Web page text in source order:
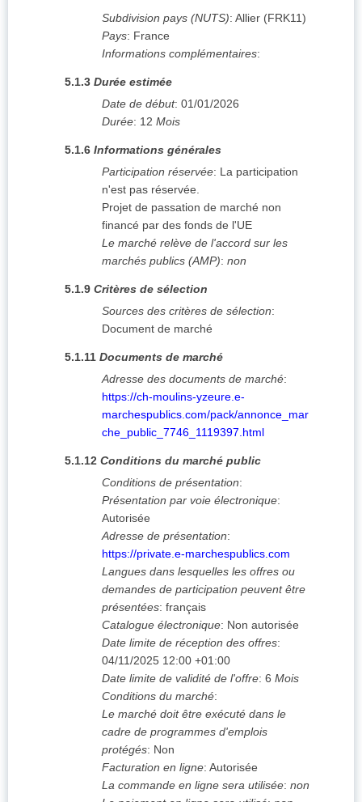
Subdivision pays (NUTS): Allier (FRK11)
Pays: France
Informations complémentaires:
5.1.3 Durée estimée
Date de début: 01/01/2026
Durée: 12 Mois
5.1.6 Informations générales
Participation réservée: La participation
n'est pas réservée.
Projet de passation de marché non
financé par des fonds de l'UE
Le marché relève de l'accord sur les
marchés publics (AMP): non
5.1.9 Critères de sélection
Sources des critères de sélection:
Document de marché
5.1.11 Documents de marché
Adresse des documents de marché:
https://ch-moulins-yzeure.e-
marchespublics.com/pack/annonce_mar
che_public_7746_1119397.html
5.1.12 Conditions du marché public
Conditions de présentation:
Présentation par voie électronique:
Autorisée
Adresse de présentation:
https://private.e-marchespublics.com
Langues dans lesquelles les offres ou
demandes de participation peuvent être
présentées: français
Catalogue électronique: Non autorisée
Date limite de réception des offres:
04/11/2025 12:00 +01:00
Date limite de validité de l'offre: 6 Mois
Conditions du marché:
Le marché doit être exécuté dans le
cadre de programmes d'emplois
protégés: Non
Facturation en ligne: Autorisée
La commande en ligne sera utilisée: non